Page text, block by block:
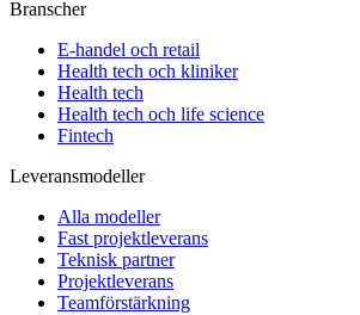
Branscher
E-handel och retail
Health tech och kliniker
Health tech
Health tech och life science
Fintech
Leveransmodeller
Alla modeller
Fast projektleverans
Teknisk partner
Projektleverans
Teamförstärkning